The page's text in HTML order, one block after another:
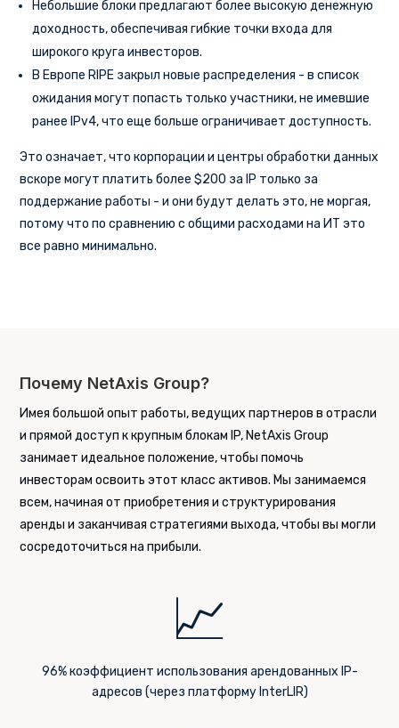
Небольшие блоки предлагают более высокую денежную
доходность, обеспечивая гибкие точки входа для
широкого круга инвесторов.
В Европе RIPE закрыл новые распределения - в список
ожидания могут попасть только участники, не имевшие
ранее IPv4, что еще больше ограничивает доступность.
Это означает, что корпорации и центры обработки данных
вскоре могут платить более $200 за IP только за
поддержание работы - и они будут делать это, не моргая,
потому что по сравнению с общими расходами на ИТ это
все равно минимально.
Почему NetAxis Group?
Имея большой опыт работы, ведущих партнеров в отрасли
и прямой доступ к крупным блокам IP, NetAxis Group
занимает идеальное положение, чтобы помочь
инвесторам освоить этот класс активов. Мы занимаемся
всем, начиная от приобретения и структурирования
аренды и заканчивая стратегиями выхода, чтобы вы могли
сосредоточиться на прибыли.
📈
96% коэффициент использования арендованных IP-
адресов (через платформу InterLIR)